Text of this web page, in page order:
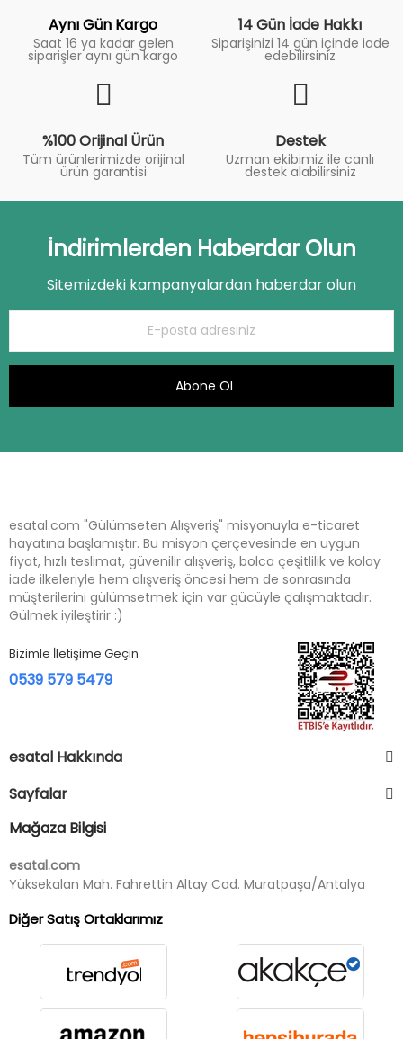
Aynı Gün Kargo
Saat 16 ya kadar gelen
siparişler aynı gün kargo
14 Gün İade Hakkı
Siparişinizi 14 gün içinde iade
edebilirsiniz
%100 Orijinal Ürün
Tüm ürünlerimizde orijinal
ürün garantisi
Destek
Uzman ekibimiz ile canlı
destek alabilirsiniz
İndirimlerden Haberdar Olun
Sitemizdeki kampanyalardan haberdar olun
Abone Ol
esatal.com "Gülümseten Alışveriş" misyonuyla e-ticaret
hayatına başlamıştır. Bu misyon çerçevesinde en uygun
fiyat, hızlı teslimat, güvenilir alışveriş, bolca çeşitlilik ve kolay
iade ilkeleriyle hem alışveriş öncesi hem de sonrasında
müşterilerini gülümsetmek için var gücüyle çalışmaktadır.
Gülmek iyileştirir :)
Bizimle İletişime Geçin
0539 579 5479
esatal Hakkında
Sayfalar
Mağaza Bilgisi
esatal.com
Yüksekalan Mah. Fahrettin Altay Cad. Muratpaşa/Antalya
Diğer Satış Ortaklarımız